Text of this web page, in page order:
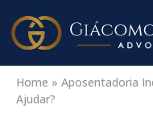
Home » Aposentadoria
Ajudar?